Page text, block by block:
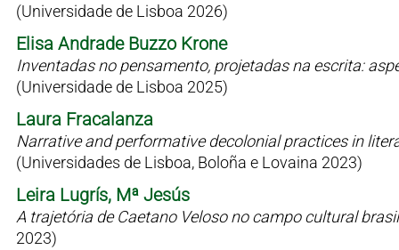
(Universidade de Lisboa 2026)
Elisa Andrade Buzzo Krone
Inventadas no pensamento, projetadas na escrita:
(Universidade de Lisboa 2025)
Laura Fracalanza
Narrative and performative decolonial practices in
(Universidades de Lisboa, Boloña e Lovaina 2023)
Leira Lugrís, Mª Jesús
A trajetória de Caetano Veloso no campo cultural
2023)